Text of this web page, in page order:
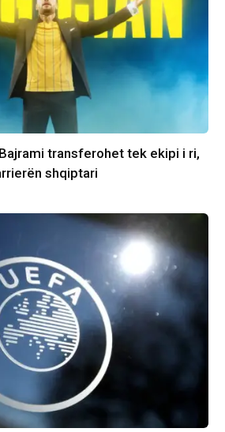
transferohet tek ekipi i ri,
shqiptari